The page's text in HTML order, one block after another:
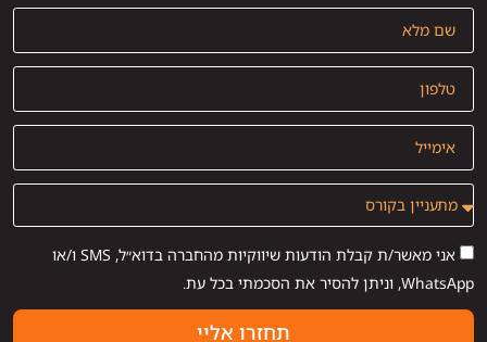
אני מאשר/ת קבלת הודעות שיווקיות מהחברה בדוא״ל, SMS ו/או
WhatsApp, וניתן להסיר את הסכמתי בכל עת.
תחזרו אליי